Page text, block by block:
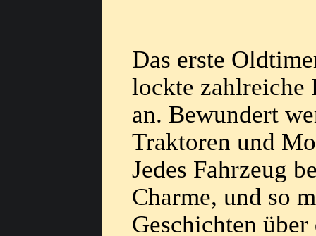
Das erste
lockte zahlreiche
an. Bewundert
Traktoren und
Jedes Fahrzeug
Charme, und so
Geschichten